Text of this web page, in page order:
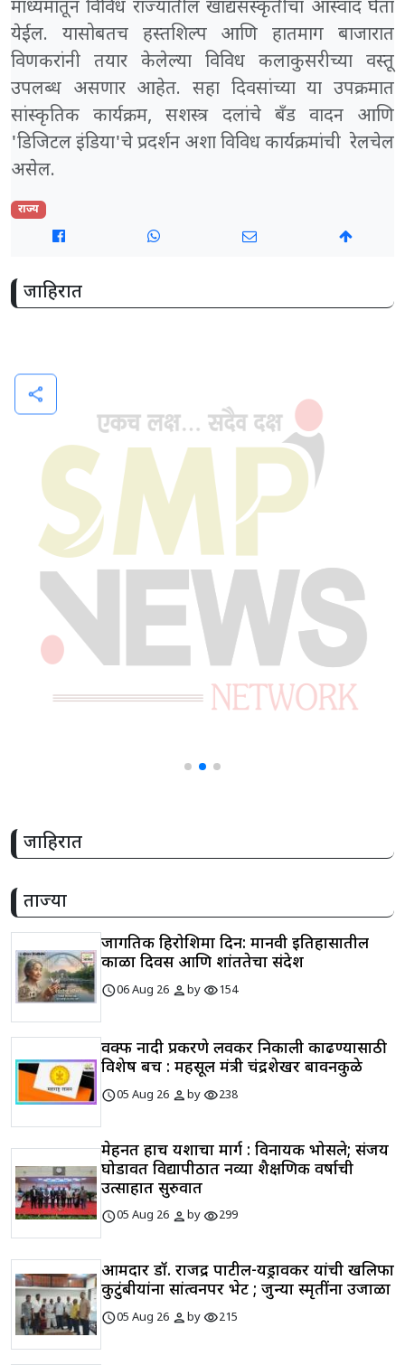
माध्यमातून विविध राज्यातील खाद्यसंस्कृतीचा आस्वाद घेता
येईल. यासोबतच हस्तशिल्प आणि हातमाग बाजारात
विणकरांनी तयार केलेल्या विविध कलाकुसरीच्या वस्तू
उपलब्ध असणार आहेत. सहा दिवसांच्या या उपक्रमात
सांस्कृतिक कार्यक्रम, सशस्त्र दलांचे बँड वादन आणि
'डिजिटल इंडिया'चे प्रदर्शन अशा विविध कार्यक्रमांची रेलचेल
असेल.
राज्य
जाहिरात
जाहिरात
ताज्या
जागतिक हिरोशिमा दिन: मानवी इतिहासातील
काळा दिवस आणि शांततेचा संदेश
schedule06 Aug 26 personbyvisibility154
वक्फ नोंदी प्रकरणे लवकर निकाली काढण्यासाठी
विशेष बेंच : महसूल मंत्री चंद्रशेखर बावनकुळे
schedule05 Aug 26 personbyvisibility238
मेहनत हाच यशाचा मार्ग : विनायक भोसले; संजय
घोडावत विद्यापीठात नव्या शैक्षणिक वर्षाची
उत्साहात सुरुवात
schedule05 Aug 26 personbyvisibility299
आमदार डॉ. राजेंद्र पाटील-यड्रावकर यांची खलिफा
कुटुंबीयांना सांत्वनपर भेट ; जुन्या स्मृतींना उजाळा
schedule05 Aug 26 personbyvisibility215
share